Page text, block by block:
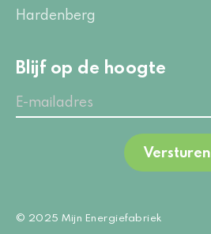
Hardenberg
Blijf op de hoogte
Versturen
© 2025 Mijn Energiefabriek